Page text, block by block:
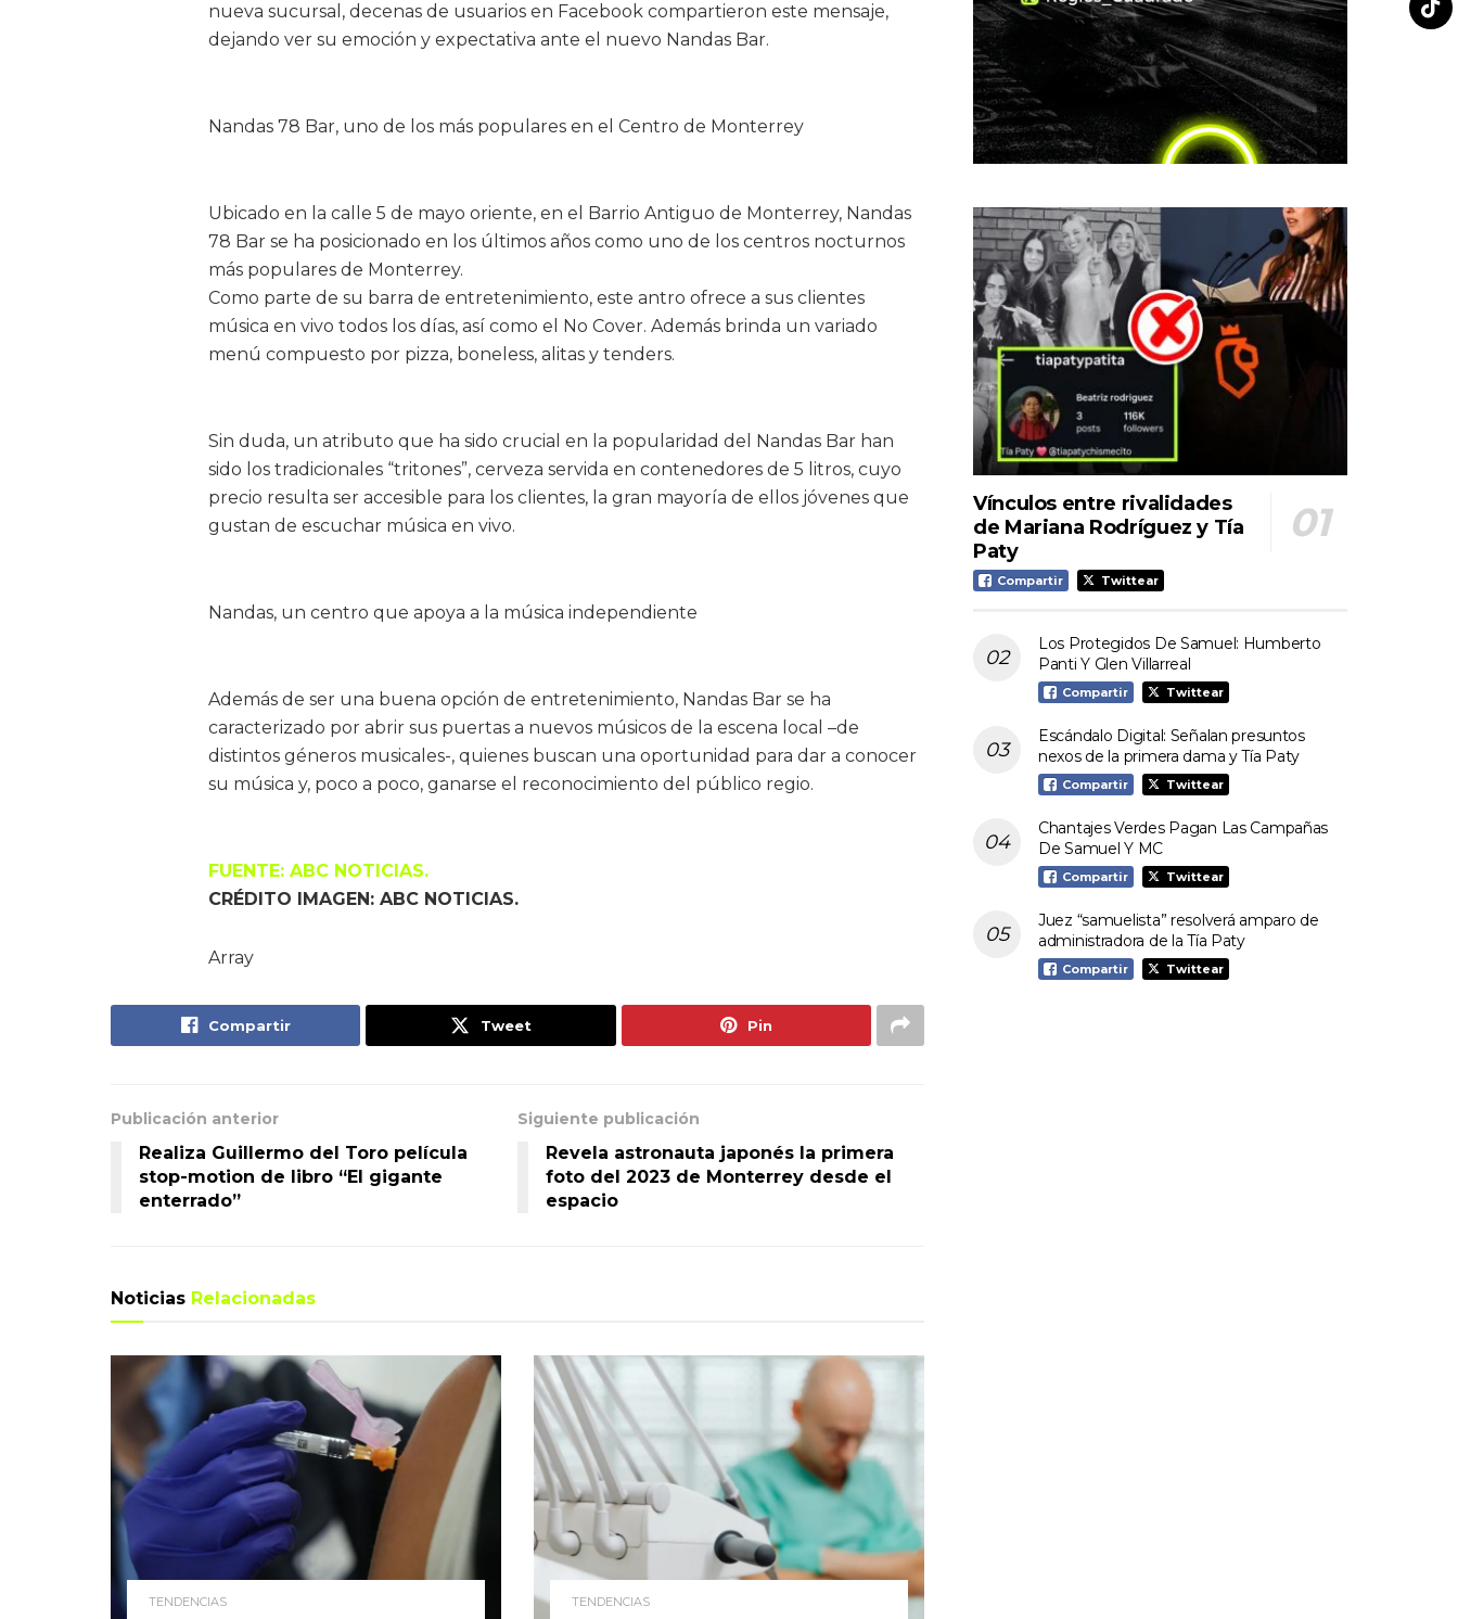
nueva sucursal, decenas de usuarios en Facebook compartieron este mensaje,
dejando ver su emoción y expectativa ante el nuevo Nandas Bar.
Nandas 78 Bar, uno de los más populares en el Centro de Monterrey
Ubicado en la calle 5 de mayo oriente, en el Barrio Antiguo de Monterrey, Nandas
78 Bar se ha posicionado en los últimos años como uno de los centros nocturnos
más populares de Monterrey.
Como parte de su barra de entretenimiento, este antro ofrece a sus clientes
música en vivo todos los días, así como el No Cover. Además brinda un variado
menú compuesto por pizza, boneless, alitas y tenders.
Sin duda, un atributo que ha sido crucial en la popularidad del Nandas Bar han
sido los tradicionales “tritones”, cerveza servida en contenedores de 5 litros, cuyo
precio resulta ser accesible para los clientes, la gran mayoría de ellos jóvenes que
gustan de escuchar música en vivo.
Nandas, un centro que apoya a la música independiente
Además de ser una buena opción de entretenimiento, Nandas Bar se ha
caracterizado por abrir sus puertas a nuevos músicos de la escena local –de
distintos géneros musicales-, quienes buscan una oportunidad para dar a conocer
su música y, poco a poco, ganarse el reconocimiento del público regio.
FUENTE: ABC NOTICIAS.
CRÉDITO IMAGEN: ABC NOTICIAS.
Array
Compartir Tweet Pin
Publicación anterior
Realiza Guillermo del Toro película
stop-motion de libro “El gigante
enterrado”
Siguiente publicación
Revela astronauta japonés la primera
foto del 2023 de Monterrey desde el
espacio
Noticias Relacionadas
TENDENCIAS TENDENCIAS
Vínculos entre rivalidades
de Mariana Rodríguez y Tía
Paty
Compartir Twittear
Los Protegidos De Samuel: Humberto
Panti Y Glen Villarreal
Compartir Twittear
Escándalo Digital: Señalan presuntos
nexos de la primera dama y Tía Paty
Compartir Twittear
Chantajes Verdes Pagan Las Campañas
De Samuel Y MC
Compartir Twittear
Juez “samuelista” resolverá amparo de
administradora de la Tía Paty
Compartir Twittear